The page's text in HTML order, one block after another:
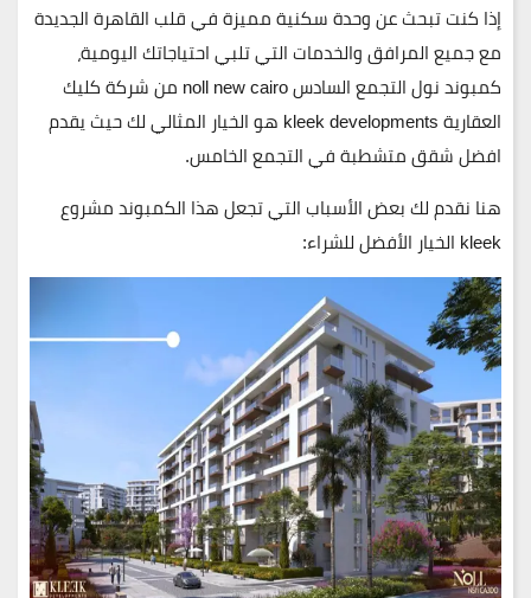
إذا كنت تبحث عن وحدة سكنية مميزة في قلب القاهرة الجديدة
مع جميع المرافق والخدمات التي تلبي احتياجاتك اليومية،
كمبوند نول التجمع السادس noll new cairo
منشركة كليك
العقارية
kleek developments هو الخيار المثالي لك حيث يقدم
افضل شقق متشطبة في التجمع الخامس.
هنا نقدم لك بعض الأسباب التي تجعل هذا الكمبوند مشروع
kleek الخيار الأفضل للشراء: